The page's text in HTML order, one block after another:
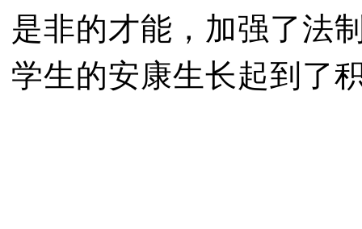
是非的才能，加强了法
学生的安康生长起到了